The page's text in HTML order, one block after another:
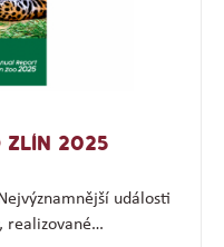
ZLÍN 2025
události
realizované…